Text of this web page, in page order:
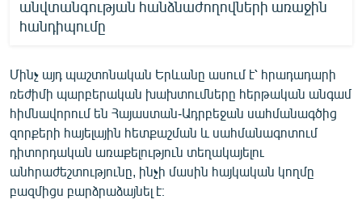
անվտանգության հանձնաժողովների առաջին
հանդիպումը
Մինչ այդ պաշտոնական Երևանը ասում է՝ հրադադարի
ռեժիմի պարբերական խախտումները հերթական անգամ
հիմնավորում են Հայաստան-Ադրբեջան սահմանագծից
զորքերի հայելային հետքաշման և սահմանագոտում
դիտորդական առաքելություն տեղակայելու
անհրաժեշտությունը, ինչի մասին հայկական կողմը
բազմիցս բարձրաձայնել է։